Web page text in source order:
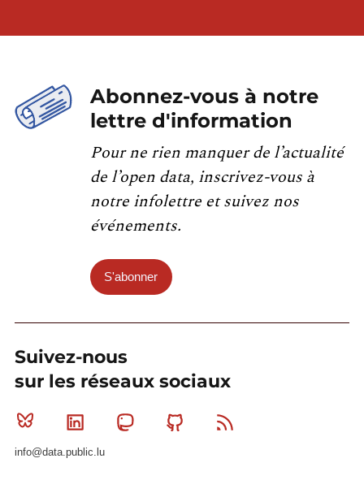
Abonnez-vous à notre
lettre d'information
Pour ne rien manquer de l’actualité
de l’open data, inscrivez-vous à
notre infolettre et suivez nos
événements.
S'abonner
Suivez-nous
sur les réseaux sociaux
Bluesky Linkedin MastodonGithub
info@data.public.lu